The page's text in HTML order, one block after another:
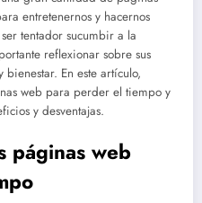
entretenernos y hacernos
tentador sucumbir a la
reflexionar sobre sus
En este artículo,
web para perder el tiempo y
y desventajas.
páginas web